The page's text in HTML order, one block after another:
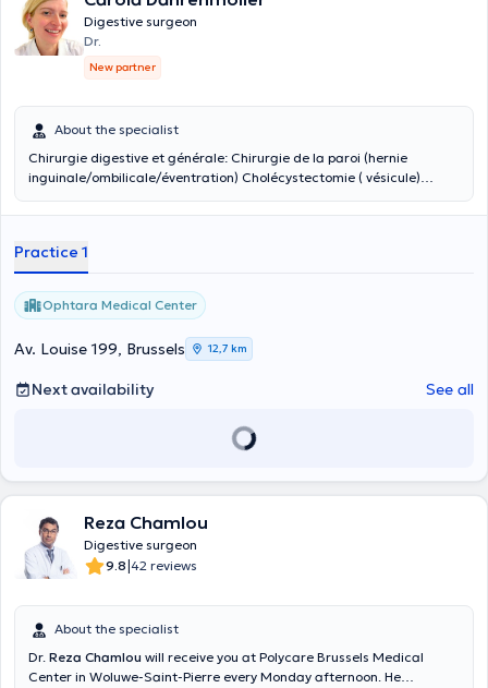
Digestive surgeon
Dr.
New partner
About the specialist
Chirurgie digestive et générale: Chirurgie de la paroi (hernie
inguinale/ombilicale/éventration) Cholécystectomie ( vésicule)
(hémorrhoides/abcès/fistule/fissure) Kystectomie/Lipome
Practice 1
Ophtara Medical Center
Av. Louise 199, Brussels 12,7 km
Next availability See all
Reza Chamlou
Digestive surgeon
9.8|42 reviews
About the specialist
Dr. Reza Chamlou will receive you at Polycare Brussels Medical
Center in Woluwe-Saint-Pierre every Monday afternoon. He